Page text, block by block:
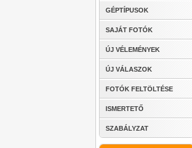
GÉPTÍPUSOK
SAJÁT FOTÓK
ÚJ VÉLEMÉNYEK
ÚJ VÁLASZOK
FOTÓK FELTÖLTÉSE
ISMERTETŐ
SZABÁLYZAT